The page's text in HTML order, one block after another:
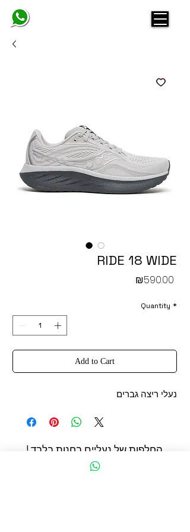
RIDE 18 WIDE
₪590.00
Quantity *
Add to Cart
נעלי ריצה גברים
החלפות של נעליים בחנות בלבד !